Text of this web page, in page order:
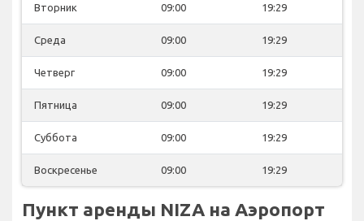
Вторник 09:00 19:29
Среда 09:00 19:29
Четверг 09:00 19:29
Пятница 09:00 19:29
Суббота 09:00 19:29
Воскресенье 09:00 19:29
Пункт аренды NIZA на Аэропорт